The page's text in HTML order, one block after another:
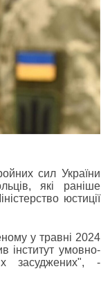
сил України
які раніше
юстиції
у травні 2024
інститут умовно-
засуджених", -